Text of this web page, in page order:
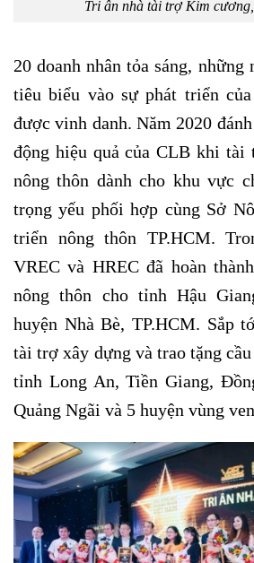
Tri ân nhà tài trợ Kim
20 doanh nhân tỏa sáng, những
tiêu biểu vào sự phát triển
được vinh danh. Năm 2020
động hiệu quả của CLB khi tài
nông thôn dành cho khu vực
trọng yếu phối hợp cùng Sở
triển nông thôn TP.HCM.
VREC và HREC đã hoàn
nông thôn cho tỉnh Hậu
huyện Nhà Bè, TP.HCM. Sắp
tài trợ xây dựng và trao tặng
tỉnh Long An, Tiền Giang,
Quảng Ngãi và 5 huyện vùng